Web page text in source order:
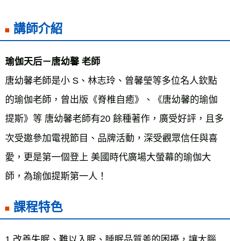
講師介紹
瑜伽天后－唐幼馨 老師
唐幼馨老師是小 S、林志玲、曾馨瑩等多位名人欽點
的瑜伽老師，曾出版《脊椎自癒》、《唐幼馨的瑜伽
提斯》等 唐幼馨老師有20 餘種著作，廣受好評，且多
次受邀參加電視節目、品牌活動，深受觀眾信任與喜
愛，更是第一個登上 美國時代廣場大螢幕的瑜伽大
師，為瑜伽提斯第一人！
課程特色